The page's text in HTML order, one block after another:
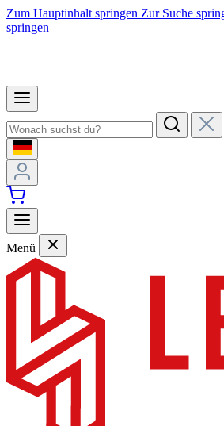
Zum Hauptinhalt springen Zur Suche
springen
Menü